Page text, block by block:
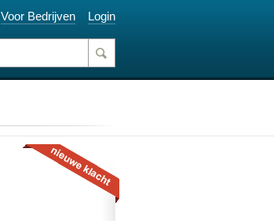
Voor Bedrijven Login